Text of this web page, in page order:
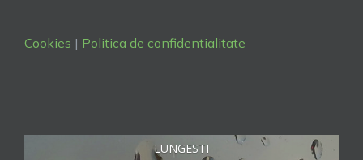
Cookies | Politica de confidentialitate
LUNGESTI